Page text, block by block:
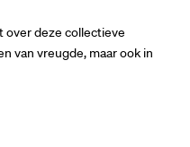
over deze collectieve
van vreugde, maar ook in